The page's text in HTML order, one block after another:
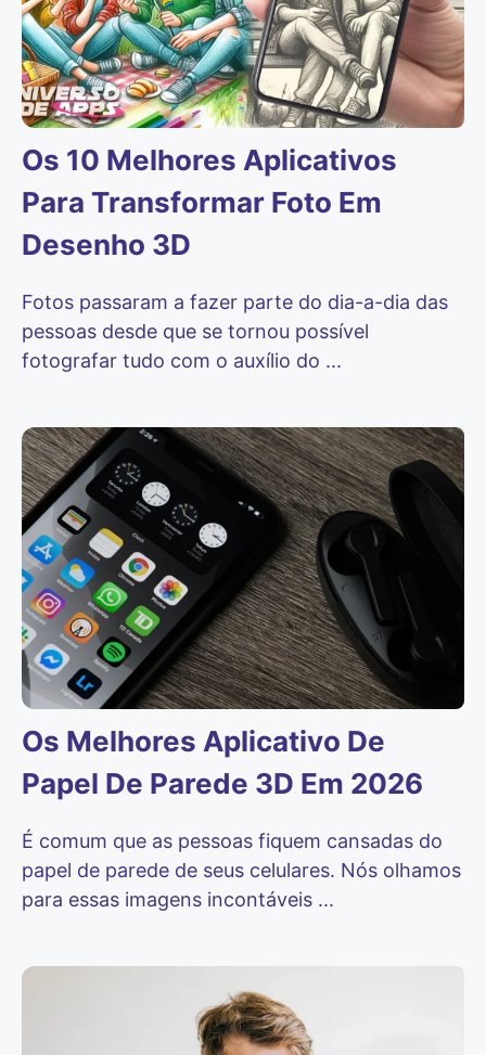
Os 10 Melhores Aplicativos
Para Transformar Foto Em
Desenho 3D
Fotos passaram a fazer parte do dia-a-dia das
pessoas desde que se tornou possível
fotografar tudo com o auxílio do ...
Os Melhores Aplicativo De
Papel De Parede 3D Em 2026
É comum que as pessoas fiquem cansadas do
papel de parede de seus celulares. Nós olhamos
para essas imagens incontáveis ...